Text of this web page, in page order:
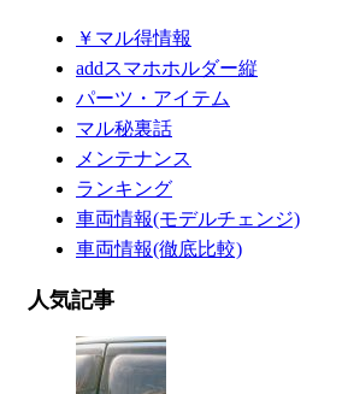
￥マル得情報
addスマホホルダー縦
パーツ・アイテム
マル秘裏話
メンテナンス
ランキング
車両情報(モデルチェンジ)
車両情報(徹底比較)
人気記事